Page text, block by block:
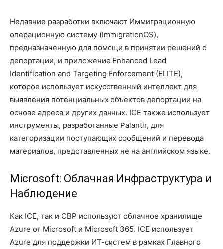
Недавние разработки включают Иммиграционную
операционную систему (ImmigrationOS),
предназначенную для помощи в принятии решений о
депортации, и приложение Enhanced Lead
Identification and Targeting Enforcement (ELITE),
которое использует искусственный интеллект для
выявления потенциальных объектов депортации на
основе адреса и других данных. ICE также использует
инструменты, разработанные Palantir, для
категоризации поступающих сообщений и перевода
материалов, представленных не на английском языке.
Microsoft: Облачная Инфраструктура и
Наблюдение
Как ICE, так и CBP используют облачное хранилище
Azure от Microsoft и Microsoft 365. ICE использует
Azure для поддержки ИТ-систем в рамках Главного